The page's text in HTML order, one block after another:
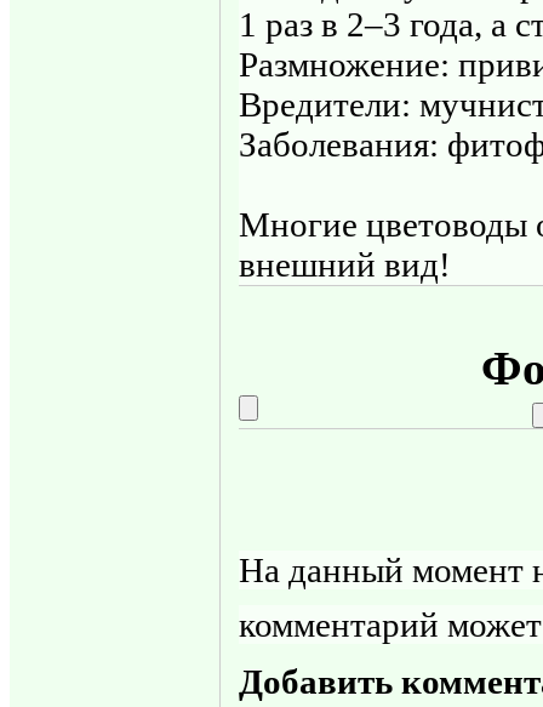
1 раз в 2–3 года, а
Размножение:
Вредители:
Заболевания:
Многие цветоводы
внешний вид!
На данный момент
комментарий
Добавить